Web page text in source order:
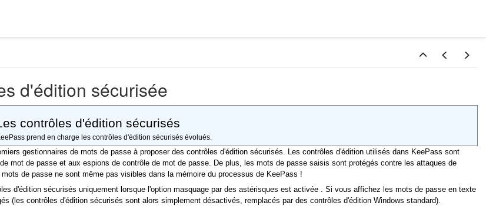
d'édition sécurisée
contrôles d'édition sécurisés
prend en charge les contrôles d'édition sécurisés évolués.
gestionnaires de mots de passe à proposer des contrôles d'édition sécurisés. Les contrôles d'édition utilisés dans KeePass sont
mot de passe et aux espions de contrôle de mot de passe. De plus, les mots de passe saisis sont protégés contre les attaques de
de passe ne sont même pas visibles dans la mémoire du processus de KeePass !
d'édition sécurisés uniquement lorsque l'option masquage par des astérisques est activée . Si vous affichez les mots de passe en texte
(les contrôles d'édition sécurisés sont alors simplement désactivés, remplacés par des contrôles d'édition Windows standard).